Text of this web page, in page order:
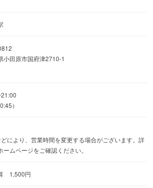
小田原市国府津2710-1
）
により、営業時間を変更する場合がございます。詳
ームページをご確認ください。
1,500円